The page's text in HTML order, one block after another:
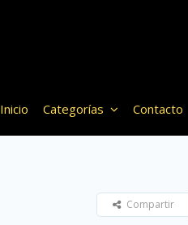
Inicio Categorías Contacto
Compartir